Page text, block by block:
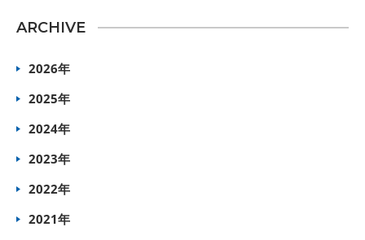
ARCHIVE
2026年
2025年
2024年
2023年
2022年
2021年